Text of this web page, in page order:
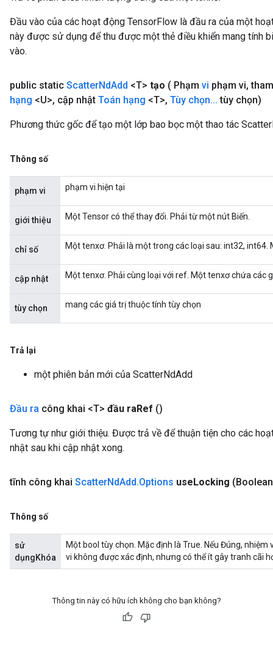
Đầu vào của các hoạt động TensorFlow là đầu ra của một
này được sử dụng để thu được một thẻ điều khiển mang tính
vào.
public static ScatterNdAdd <T> tạo ( Phạm vi phạm vi,
hạng <U>, cập nhật Toán hạng <T>, Tùy chọn... tùy chọn)
Phương thức gốc để tạo một lớp bao bọc một thao tác
Thông số
phạm vi phạm vi hiện tại
giới thiệu Một Tensor có thể thay đổi. Phải từ một nút Biến.
chỉ số Một tenxơ. Phải là một trong các loại sau: int32,
cập nhật Một tenxơ. Phải cùng loại với ref. Một tenxơ chứa các
tùy chọn mang các giá trị thuộc tính tùy chọn
Trả lại
một phiên bản mới của ScatterNdAdd
Đầu ra công khai <T> đầu raRef ()
Tương tự như giới thiệu. Được trả về để thuận tiện cho các
nhật sau khi cập nhật xong.
tĩnh công khai ScatterNdAdd.Options useLocking
Thông số
sử
dụngKhóa
Một bool tùy chọn. Mặc định là True. Nếu Đúng,
vi không được xác định, nhưng có thể ít gây tranh cãi
Thông tin này có hữu ích không cho bạn không?